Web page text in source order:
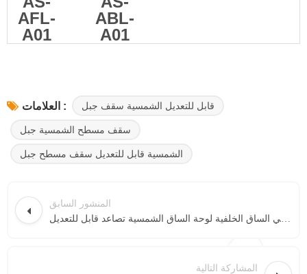
AFL-
A01
ABL-
A01
العلامات : قابل للتعديل الشمسية سقف جبل
سقف مسطح الشمسية جبل
الشمسية قابل للتعديل سقف مسطح جبل
المنشور السابق
المشاركة التالية